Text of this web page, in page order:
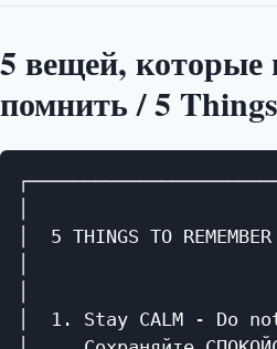
5 вещей, которые
помнить / 5
│  5 THINGS TO
│
│  1. Stay CALM -